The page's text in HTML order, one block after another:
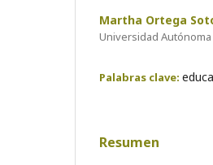
Martha Ortega
Universidad
Palabras clave:
Resumen